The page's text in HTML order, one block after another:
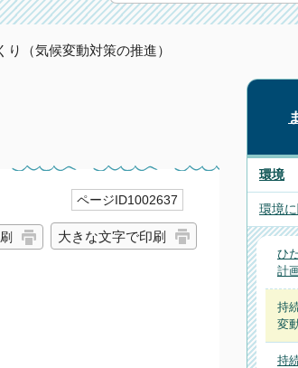
（気候変動対策の推進）
ページID1002637
大きな文字で印刷
環境
環境
ひ
計
持
変
持